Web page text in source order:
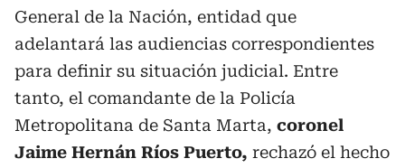
General de la Nación, entidad que
adelantará las audiencias correspondientes
para definir su situación judicial. Entre
tanto, el comandante de la Policía
Metropolitana de Santa Marta, coronel
Jaime Hernán Ríos Puerto, rechazó el hecho